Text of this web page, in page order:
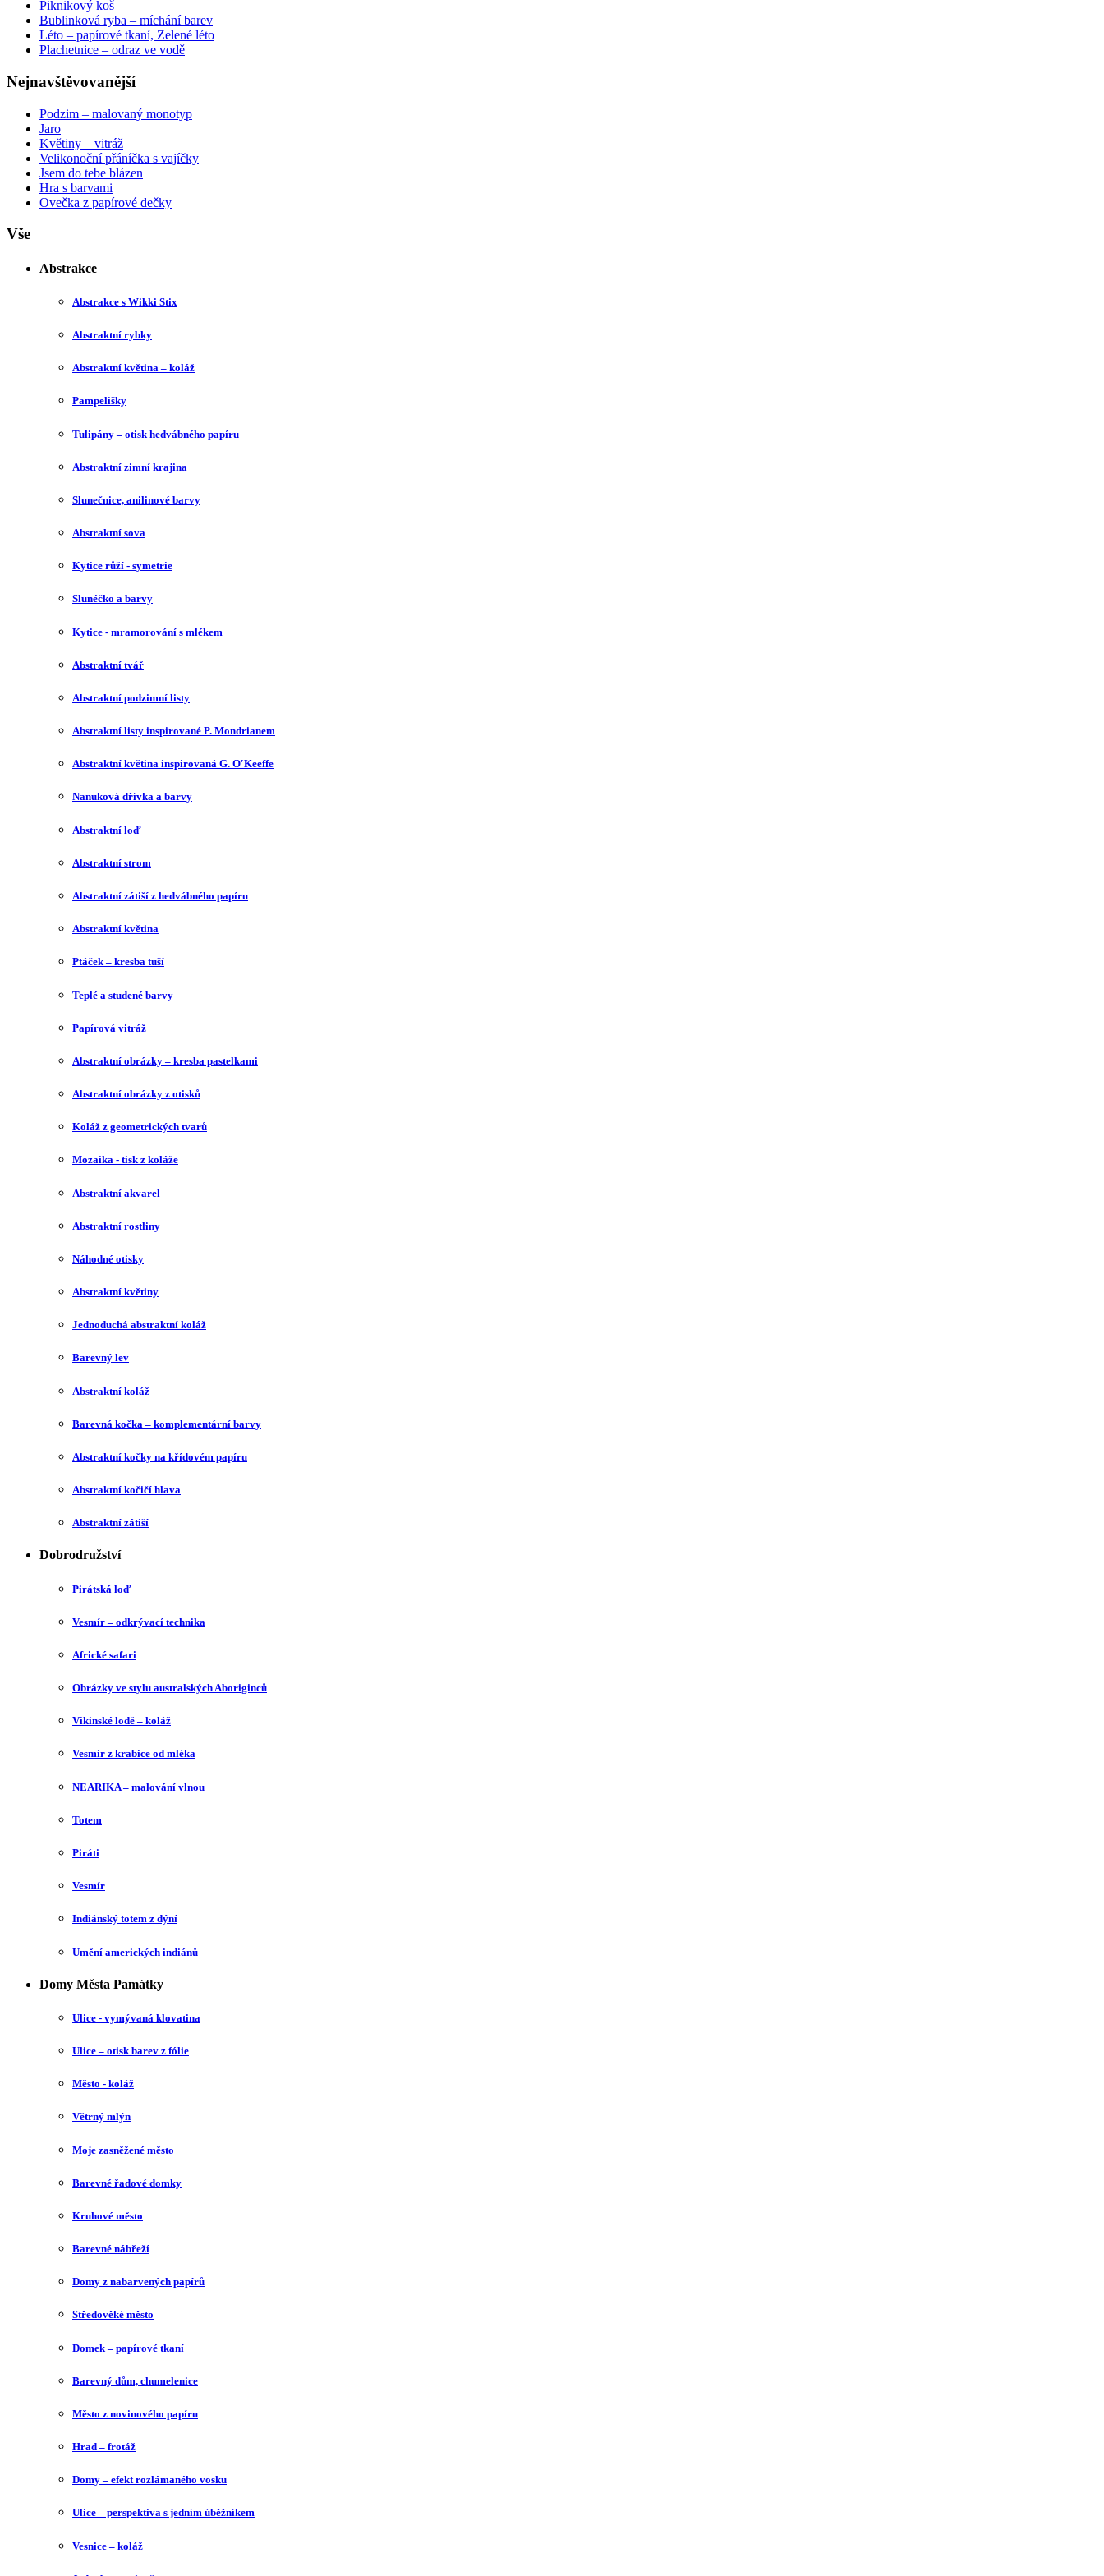
Piknikový koš
Bublinková ryba – míchání barev
Léto – papírové tkaní, Zelené léto
Plachetnice – odraz ve vodě
Nejnavštěvovanější
Podzim – malovaný monotyp
Jaro
Květiny – vitráž
Velikonoční přáníčka s vajíčky
Jsem do tebe blázen
Hra s barvami
Ovečka z papírové dečky
Vše
Abstrakce
Abstrakce s Wikki Stix
Abstraktní rybky
Abstraktní květina – koláž
Pampelišky
Tulipány – otisk hedvábného papíru
Abstraktní zimní krajina
Slunečnice, anilinové barvy
Abstraktní sova
Kytice růží - symetrie
Slunéčko a barvy
Kytice - mramorování s mlékem
Abstraktní tvář
Abstraktní podzimní listy
Abstraktní listy inspirované P. Mondrianem
Abstraktní květina inspirovaná G. O′Keeffe
Nanuková dřívka a barvy
Abstraktní loď
Abstraktní strom
Abstraktní zátiší z hedvábného papíru
Abstraktní květina
Ptáček – kresba tuší
Teplé a studené barvy
Papírová vitráž
Abstraktní obrázky – kresba pastelkami
Abstraktní obrázky z otisků
Koláž z geometrických tvarů
Mozaika - tisk z koláže
Abstraktní akvarel
Abstraktní rostliny
Náhodné otisky
Abstraktní květiny
Jednoduchá abstraktní koláž
Barevný lev
Abstraktní koláž
Barevná kočka – komplementární barvy
Abstraktní kočky na křídovém papíru
Abstraktní kočičí hlava
Abstraktní zátiší
Dobrodružství
Pirátská loď
Vesmír – odkrývací technika
Africké safari
Obrázky ve stylu australských Aboriginců
Vikinské lodě – koláž
Vesmír z krabice od mléka
NEARIKA – malování vlnou
Totem
Piráti
Vesmír
Indiánský totem z dýní
Umění amerických indiánů
Domy Města Památky
Ulice - vymývaná klovatina
Ulice – otisk barev z fólie
Město - koláž
Větrný mlýn
Moje zasněžené město
Barevné řadové domky
Kruhové město
Barevné nábřeží
Domy z nabarvených papírů
Středověké město
Domek – papírové tkaní
Barevný dům, chumelenice
Město z novinového papíru
Hrad – frotáž
Domy – efekt rozlámaného vosku
Ulice – perspektiva s jedním úběžníkem
Vesnice – koláž